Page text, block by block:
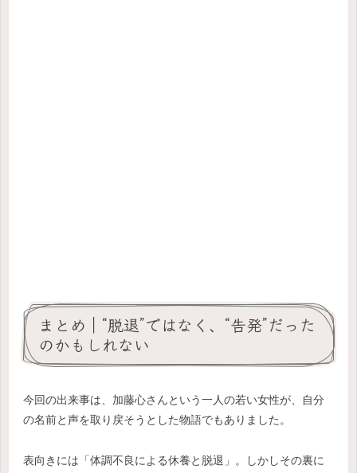
まとめ｜“脱退”ではなく、“告発”だった
のかもしれない
今回の出来事は、加藤心さんという一人の若い女性が、自分
の名前と声を取り戻そうとした物語でもありました。
表向きには「体調不良による休養と脱退」。しかしその裏に